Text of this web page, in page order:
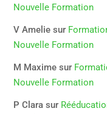
Nouvelle Formation
V Amelie sur
Nouvelle Formation
M Maxime sur
Nouvelle Formation
P Clara sur